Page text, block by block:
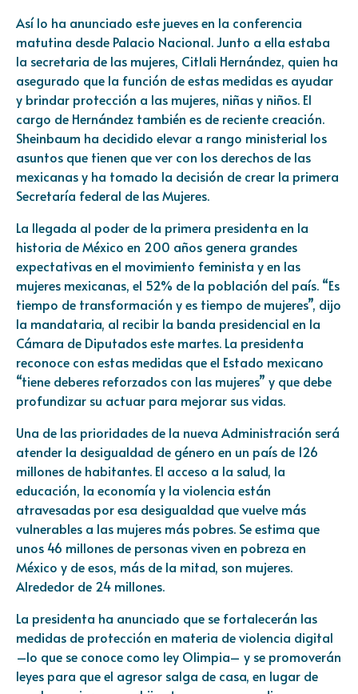
Así lo ha anunciado este jueves en la conferencia
matutina desde Palacio Nacional. Junto a ella estaba
la secretaria de las mujeres, Citlali Hernández, quien ha
asegurado que la función de estas medidas es ayudar
y brindar protección a las mujeres, niñas y niños. El
cargo de Hernández también es de reciente creación.
Sheinbaum ha decidido elevar a rango ministerial los
asuntos que tienen que ver con los derechos de las
mexicanas y ha tomado la decisión de crear la primera
Secretaría federal de las Mujeres.
La llegada al poder de la primera presidenta en la
historia de México en 200 años genera grandes
expectativas en el movimiento feminista y en las
mujeres mexicanas, el 52% de la población del país. “Es
tiempo de transformación y es tiempo de mujeres”, dijo
la mandataria, al recibir la banda presidencial en la
Cámara de Diputados este martes. La presidenta
reconoce con estas medidas que el Estado mexicano
“tiene deberes reforzados con las mujeres” y que debe
profundizar su actuar para mejorar sus vidas.
Una de las prioridades de la nueva Administración será
atender la desigualdad de género en un país de 126
millones de habitantes. El acceso a la salud, la
educación, la economía y la violencia están
atravesadas por esa desigualdad que vuelve más
vulnerables a las mujeres más pobres. Se estima que
unos 46 millones de personas viven en pobreza en
México y de esos, más de la mitad, son mujeres.
Alrededor de 24 millones.
La presidenta ha anunciado que se fortalecerán las
medidas de protección en materia de violencia digital
–lo que se conoce como ley Olimpia– y se promoverán
leyes para que el agresor salga de casa, en lugar de